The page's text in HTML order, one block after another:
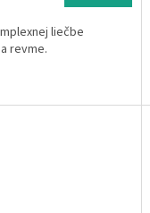
liečbe
revme.